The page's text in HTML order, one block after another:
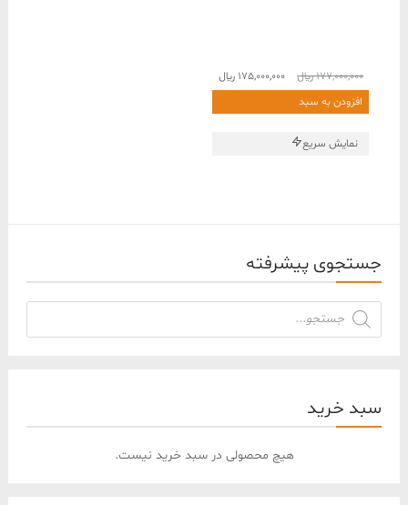
177,000,000﷼
قیمت
اصلی
175,000,000 ﷼قیمت
فعلی
افزودن به سبد
نمایش سریع
جستجوی پیشرفته
جستجوی
محصولات
سبد خرید
هیچ محصولی در سبد خرید نیست.